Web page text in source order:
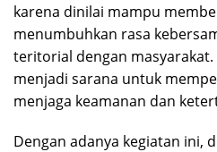
karena dinilai mampu
menumbuhkan rasa
teritorial dengan masyarakat.
menjadi sarana untuk
menjaga keamanan dan
Dengan adanya kegiatan ini,